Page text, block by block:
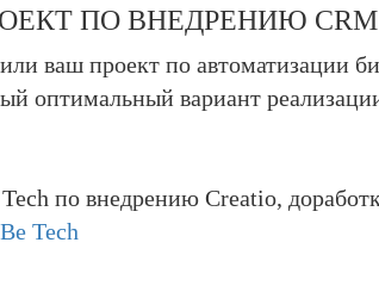
ПО ВНЕДРЕНИЮ CRM
ваш проект по автоматизации
оптимальный вариант
по внедрению Creatio,
Tech